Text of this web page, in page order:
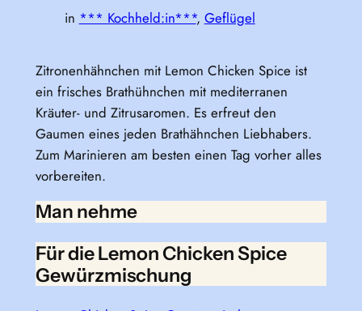
in *** Kochheld:in***, Geflügel
Zitronenhähnchen mit Lemon Chicken Spice ist
ein frisches Brathühnchen mit mediterranen
Kräuter- und Zitrusaromen. Es erfreut den
Gaumen eines jeden Brathähnchen Liebhabers.
Zum Marinieren am besten einen Tag vorher alles
vorbereiten.
Man nehme
Für die Lemon Chicken Spice
Gewürzmischung